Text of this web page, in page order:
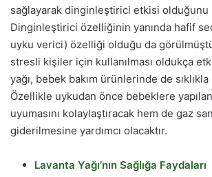
sağlayarak dinginleştirici etkisi olduğunu
Dinginleştirici özelliğinin yanında hafif
uyku verici) özelliği olduğu da
stresli kişiler için kullanılması oldukça
yağı, bebek bakım ürünlerinde de sıklıkla
Özellikle uykudan önce bebeklere
uyumasını kolaylaştıracak hem de gaz
giderilmesine yardımcı olacaktır.
Lavanta Yağı’nın Sağlığa Faydaları